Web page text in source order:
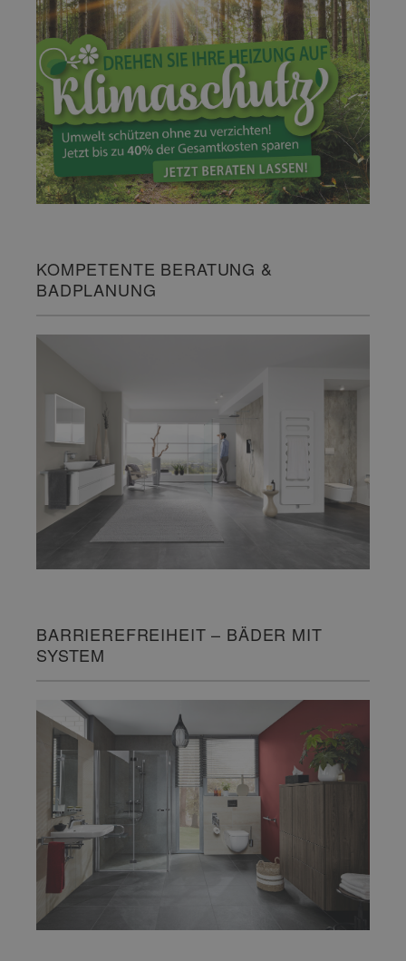
KOMPETENTE BERATUNG &
BADPLANUNG
BARRIEREFREIHEIT – BÄDER MIT
SYSTEM